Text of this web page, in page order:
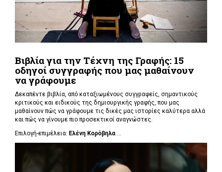
Βιβλία για την Τέχνη της Γραφής: 15
οδηγοί συγγραφής που μας μαθαίνουν
να γράφουμε
Δεκαπέντε βιβλία, από καταξιωμένους συγγραφείς, σημαντικούς
κριτικούς και ειδικούς της δημιουργικής γραφής, που μας
μαθαίνουν πώς να γράφουμε τις δικές μας ιστορίες καλύτερα αλλά
και πώς να γίνουμε πιο προσεκτικοί αναγνώστες.
Επιλογή-επιμέλεια: Ελένη Κορόβηλα ...